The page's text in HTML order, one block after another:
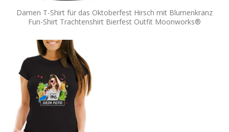
Damen T-Shirt für das Oktoberfest Hirsch mit Blumenkranz
Fun-Shirt Trachtenshirt Bierfest Outfit Moonworks®